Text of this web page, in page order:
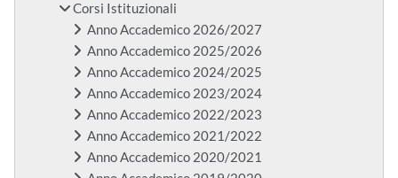
Corsi Istituzionali
Anno Accademico 2026/2027
Anno Accademico 2025/2026
Anno Accademico 2024/2025
Anno Accademico 2023/2024
Anno Accademico 2022/2023
Anno Accademico 2021/2022
Anno Accademico 2020/2021